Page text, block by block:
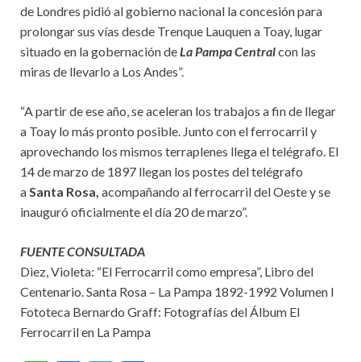
de Londres pidió al gobierno nacional la concesión para
prolongar sus vías desde Trenque Lauquen a Toay, lugar
situado en la gobernación deLa Pampa Centralcon las
miras de llevarlo a Los Andes”.
“A partir de ese año, se aceleran los trabajos a fin de llegar
a Toay lo más pronto posible. Junto con el ferrocarril y
aprovechando los mismos terraplenes llega el telégrafo. El
14 de marzo de 1897 llegan los postes del telégrafo
aSanta Rosa, acompañando al ferrocarril del Oeste y se
inauguró oficialmente el día 20 de marzo”.
FUENTE CONSULTADA
Diez, Violeta: “El Ferrocarril como empresa”, Libro del
Centenario. Santa Rosa – La Pampa 1892-1992 Volumen I
Fototeca Bernardo Graff: Fotografías del Álbum El
Ferrocarril en La Pampa